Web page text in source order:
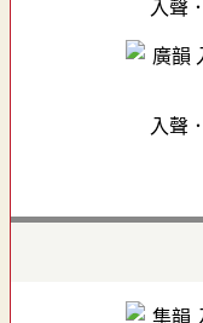
入聲
入聲